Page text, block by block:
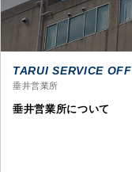
TARUI SERVICE
垂井営業所
垂井営業所について